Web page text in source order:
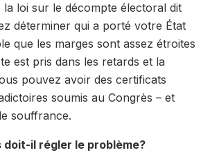
la loi sur le décompte électoral dit
déterminer qui a porté votre État
que les marges sont assez étroites
est pris dans les retards et la
pouvez avoir des certificats
soumis au Congrès – et
souffrance.
doit-il régler le problème?